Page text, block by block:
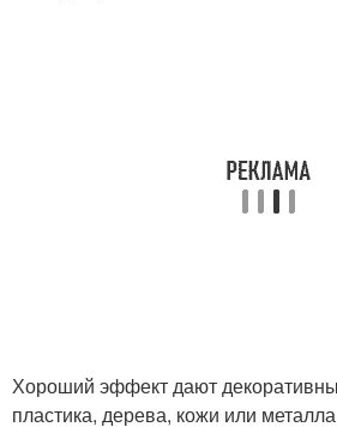
Хороший эффект дают
пластика, дерева, кожи или